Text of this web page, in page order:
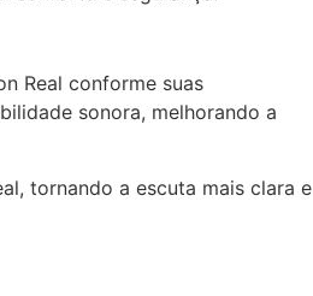
Real conforme suas
sonora, melhorando a
tornando a escuta mais clara e